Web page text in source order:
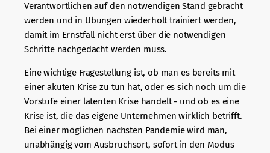
Verantwortlichen auf den notwendigen Stand gebracht
werden und in Übungen wiederholt trainiert werden,
damit im Ernstfall nicht erst über die notwendigen
Schritte nachgedacht werden muss.
Eine wichtige Fragestellung ist, ob man es bereits mit
einer akuten Krise zu tun hat, oder es sich noch um die
Vorstufe einer latenten Krise handelt - und ob es eine
Krise ist, die das eigene Unternehmen wirklich betrifft.
Bei einer möglichen nächsten Pandemie wird man,
unabhängig vom Ausbruchsort, sofort in den Modus